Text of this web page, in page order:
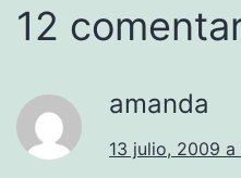
12
amanda
13 julio, 2009 a